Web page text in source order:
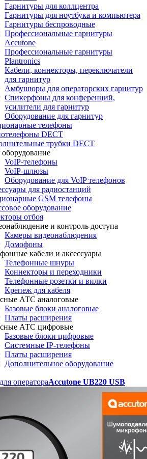
Гарнитуры для коллцентра
Гарнитуры для ноутбука и компьютера
Гарнитуры беспроводные
Профессиональные гарнитуры
Accutone
Профессиональные гарнитуры
Plantronics
Кабели, коннекторы, переключатели
для гарнитур
Амбушюры для операторских гарнитур
Cпикерфоны для конференций,
усилители для гарнитур
Оборудование для гарнитур
телефоны
DECT
трубки DECT
оборудование
VoIP-телефоны
VoIP-шлюзы
Оборудование для VoIP телефонов
для радиостанций
GSM телефоны
оборудование
отбоя
и контроль доступа
Камеры видеонаблюдения
Домофоны
кабели и аксессуары
Телефонные шнуры
Коннекторы и переходники
Телефонные розетки и вилки
Крепеж для кабеля
АТС аналоговые
Базовые блоки аналоговые
Платы расширения
АТС цифровые
Базовые блоки цифровые
Системные IP-телефоны
Платы расширения
Дополнительное оборудование
оператораAccutone UB220 USB